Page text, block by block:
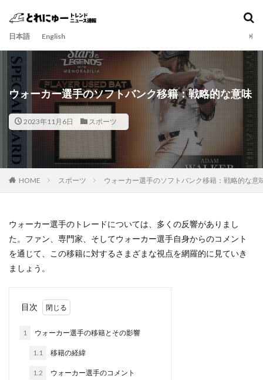
日本語 English
ウォーカー選手のソフトバンク移籍：戦略的な意味
2023年11月6日 スポーツ
HOME スポーツ ウォーカー選手のソフトバンク移籍：戦略的な意
ウォーカー選手のトレードについては、多くの反響がありまし
た。ファン、専門家、そしてウォーカー選手自身からのコメント
を通じて、この移籍に対するさまざまな視点を網羅的に見ていき
ましょう。
目次
1 ウォーカー選手の移籍とその影響
1.1 移籍の経緯
1.2 ウォーカー選手のコメント